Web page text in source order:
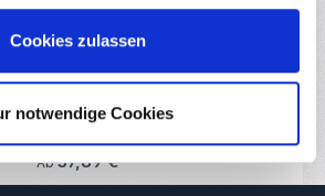
Cookies zulassen
notwendige Cookies
mit 1400W Leistung eignet sich
Drucker. Sie ist hitzebeständig bis 190°C
3950 100k Ohm Thermistor ausgestattet.
Variante eignet sich hervorragend zum
Druckern mit großem Druckbett. Das
erhöht die Haftung des Filaments und
sich bei der Abkühlung verzieht
Schichten eines Drucks sind mit
Sofort verfügbar
Regulärer Preis:
Ab37,89 €